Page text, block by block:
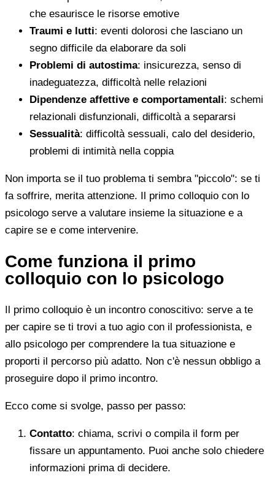
che esaurisce le risorse emotive
Traumi e lutti: eventi dolorosi che lasciano un
segno difficile da elaborare da soli
Problemi di autostima: insicurezza, senso di
inadeguatezza, difficoltà nelle relazioni
Dipendenze affettive e comportamentali: schemi
relazionali disfunzionali, difficoltà a separarsi
Sessualità: difficoltà sessuali, calo del desiderio,
problemi di intimità nella coppia
Non importa se il tuo problema ti sembra "piccolo": se ti
fa soffrire, merita attenzione. Il primo colloquio con lo
psicologo serve a valutare insieme la situazione e a
capire se e come intervenire.
Come funziona il primo
colloquio con lo psicologo
Il primo colloquio è un incontro conoscitivo: serve a te
per capire se ti trovi a tuo agio con il professionista, e
allo psicologo per comprendere la tua situazione e
proporti il percorso più adatto. Non c'è nessun obbligo a
proseguire dopo il primo incontro.
Ecco come si svolge, passo per passo:
Contatto: chiama, scrivi o compila il form per
fissare un appuntamento. Puoi anche solo chiedere
informazioni prima di decidere.